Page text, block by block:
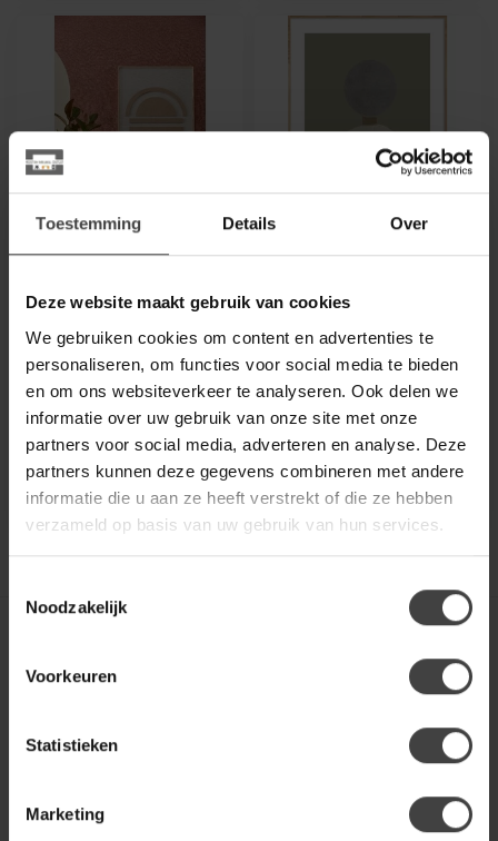
Toestemming Details Over
Deze website maakt gebruik van cookies
We gebruiken cookies om content en advertenties te
personaliseren, om functies voor social media te bieden
en om ons websiteverkeer te analyseren. Ook delen we
informatie over uw gebruik van onze site met onze
partners voor social media, adverteren en analyse. Deze
partners kunnen deze gegevens combineren met andere
informatie die u aan ze heeft verstrekt of die ze hebben
verzameld op basis van uw gebruik van hun services.
Noodzakelijk
Voorkeuren
Statistieken
Marketing
De samenwerking tussen
Wandkraft en Brinker komt
voort uit een gezamenlijke
pass...
€349,00
.
.
Dit kunstwerk wordt geprint
op Forex met een lijst.
Eigenschappen forex met
lij...
€219,00
Op voorraad